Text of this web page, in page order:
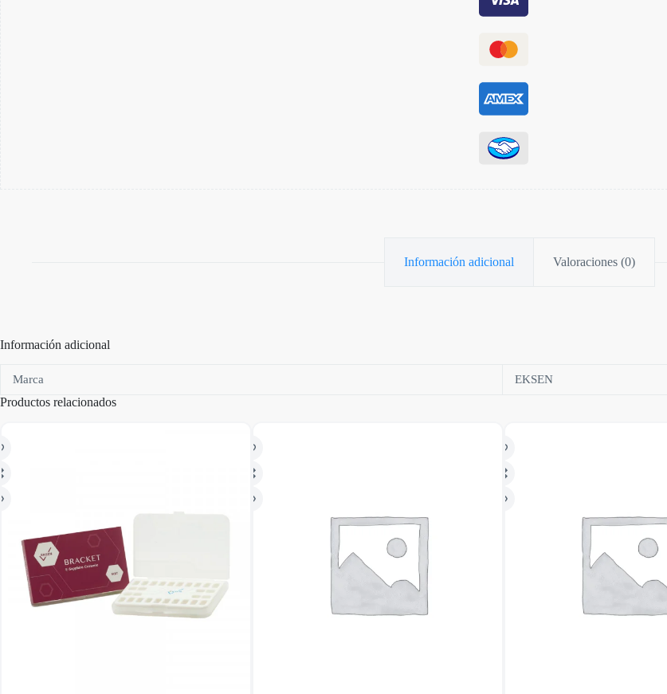
Información adicional Valoraciones (0)
Información adicional
Marca EKSEN
Productos relacionados